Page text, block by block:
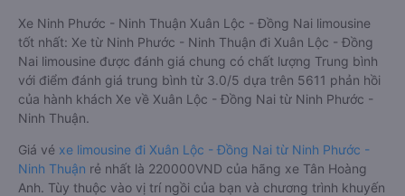
Xe Ninh Phước - Ninh Thuận Xuân Lộc - Đồng Nai limousine
tốt nhất: Xe từ Ninh Phước - Ninh Thuận đi Xuân Lộc - Đồng
Nai limousine được đánh giá chung có chất lượng Trung bình
với điểm đánh giá trung bình từ 3.0/5 dựa trên 5611 phản hồi
của hành khách Xe về Xuân Lộc - Đồng Nai từ Ninh Phước -
Ninh Thuận.
Giá vé xe limousine đi Xuân Lộc - Đồng Nai từ Ninh Phước -
Ninh Thuận rẻ nhất là 220000VND của hãng xe Tân Hoàng
Anh. Tùy thuộc vào vị trí ngồi của bạn và chương trình khuyến